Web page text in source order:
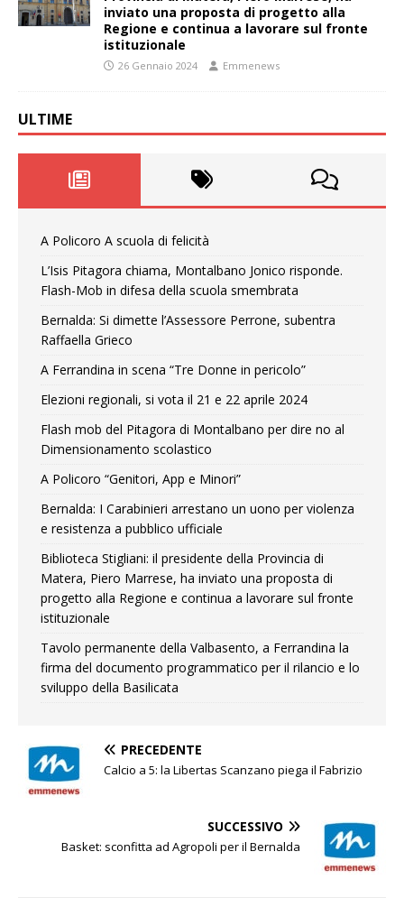
inviato una proposta di progetto alla
Regione e continua a lavorare sul fronte
istituzionale
26 Gennaio 2024 Emmenews
ULTIME
A Policoro A scuola di felicità
L’Isis Pitagora chiama, Montalbano Jonico risponde.
Flash-Mob in difesa della scuola smembrata
Bernalda: Si dimette l’Assessore Perrone, subentra
Raffaella Grieco
A Ferrandina in scena “Tre Donne in pericolo”
Elezioni regionali, si vota il 21 e 22 aprile 2024
Flash mob del Pitagora di Montalbano per dire no al
Dimensionamento scolastico
A Policoro “Genitori, App e Minori”
Bernalda: I Carabinieri arrestano un uono per violenza
e resistenza a pubblico ufficiale
Biblioteca Stigliani: il presidente della Provincia di
Matera, Piero Marrese, ha inviato una proposta di
progetto alla Regione e continua a lavorare sul fronte
istituzionale
Tavolo permanente della Valbasento, a Ferrandina la
firma del documento programmatico per il rilancio e lo
sviluppo della Basilicata
PRECEDENTE
Calcio a 5: la Libertas Scanzano piega il Fabrizio
SUCCESSIVO
Basket: sconfitta ad Agropoli per il Bernalda